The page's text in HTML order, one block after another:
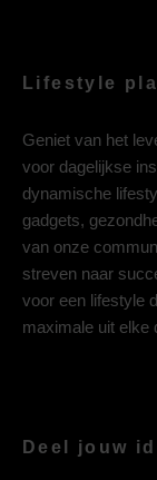
Lifestyle
Geniet van het
voor dagelijkse
dynamische
gadgets,
van onze
streven naar
voor een lifestyle
maximale uit elke
Deel jouw